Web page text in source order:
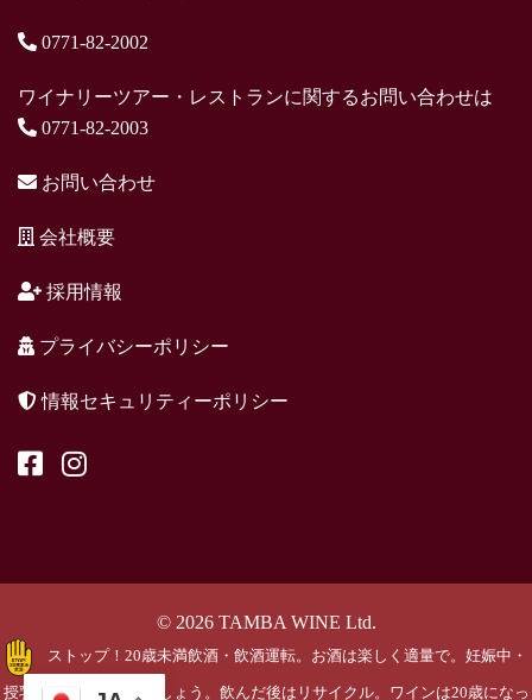
0771-82-2002
ワイナリーツアー・レストランに関するお問い合わせは
0771-82-2003
お問い合わせ
会社概要
採用情報
プライバシーポリシー
情報セキュリティーポリシー
© 2026 TAMBA WINE Ltd.
ストップ！20歳未満飲酒・飲酒運転。お酒は楽しく適量で。妊娠中・
授乳期の飲酒はやめましょう。飲んだ後はリサイクル。ワインは20歳になっ